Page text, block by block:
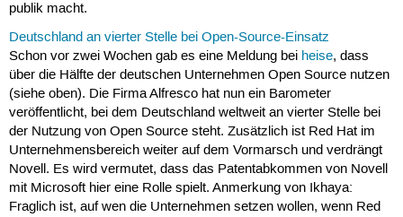
publik macht.
Deutschland an vierter Stelle bei Open-Source-Einsatz
Schon vor zwei Wochen gab es eine Meldung bei heise, dass
über die Hälfte der deutschen Unternehmen Open Source nutzen
(siehe oben). Die Firma Alfresco hat nun ein Barometer
veröffentlicht, bei dem Deutschland weltweit an vierter Stelle bei
der Nutzung von Open Source steht. Zusätzlich ist Red Hat im
Unternehmensbereich weiter auf dem Vormarsch und verdrängt
Novell. Es wird vermutet, dass das Patentabkommen von Novell
mit Microsoft hier eine Rolle spielt. Anmerkung von Ikhaya:
Fraglich ist, auf wen die Unternehmen setzen wollen, wenn Red